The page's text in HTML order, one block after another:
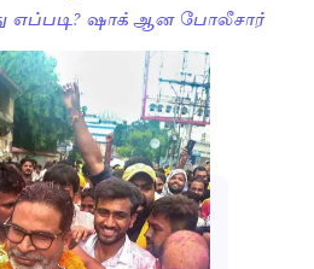
ஷாக் ஆன போலீசார்